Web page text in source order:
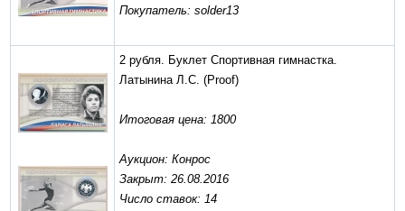
Покупатель: solder13
2 рубля. Буклет Спортивная гимнастка.
Латынина Л.С. (Proof)
Итоговая цена: 1800
Аукцион: Конрос
Закрыт: 26.08.2016
Число ставок: 14